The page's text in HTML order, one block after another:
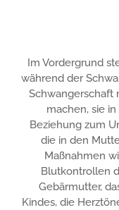
Im Vordergrund
während der
Schwangerschaft
machen, sie
Beziehung zum
die in den
Maßnahmen
Blutkontrollen
Gebärmutter,
Kindes, die